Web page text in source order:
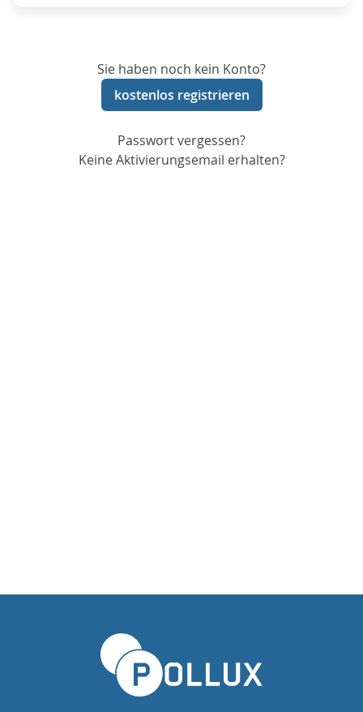
Sie haben noch kein Konto?
kostenlos registrieren
Passwort vergessen?
Keine Aktivierungsemail erhalten?